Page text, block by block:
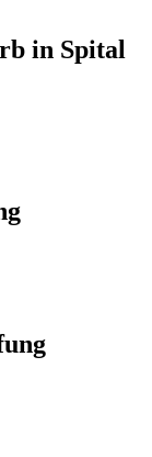
in Spital